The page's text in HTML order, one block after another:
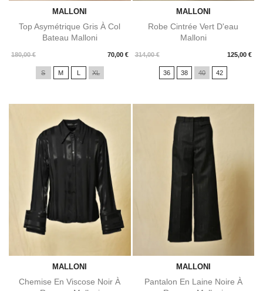
MALLONI
Top Asymétrique Gris À Col
Bateau Malloni
180,00 € 70,00 €
Prix
S M L XL
MALLONI
Robe Cintrée Vert D'eau
Malloni
314,00 € 125,00 €
Prix
36 38 40 42
MALLONI
Chemise En Viscose Noir À
MALLONI
Pantalon En Laine Noire À